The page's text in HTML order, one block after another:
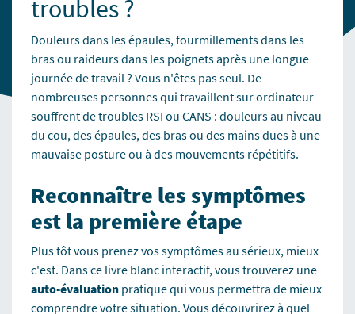
troubles ?
Douleurs dans les épaules, fourmillements dans les
bras ou raideurs dans les poignets après une longue
journée de travail ? Vous n'êtes pas seul. De
nombreuses personnes qui travaillent sur ordinateur
souffrent de troubles RSI ou CANS : douleurs au niveau
du cou, des épaules, des bras ou des mains dues à une
mauvaise posture ou à des mouvements répétitifs.
Reconnaître les symptômes
est la première étape
Plus tôt vous prenez vos symptômes au sérieux, mieux
c'est. Dans ce livre blanc interactif, vous trouverez une
auto-évaluation pratique qui vous permettra de mieux
comprendre votre situation. Vous découvrirez à quel